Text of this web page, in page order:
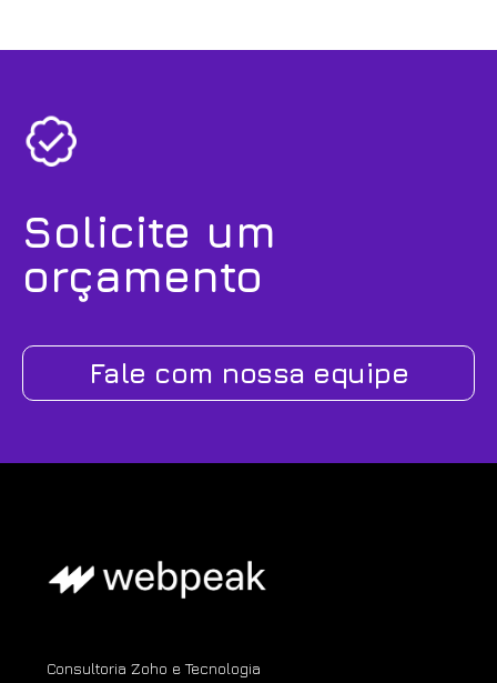
Solicite um
orçamento
Fale com nossa equipe
Consultoria Zoho e Tecnologia